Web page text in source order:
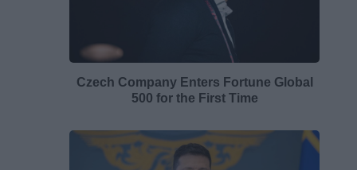
Czech Company Enters Fortune Global
500 for the First Time